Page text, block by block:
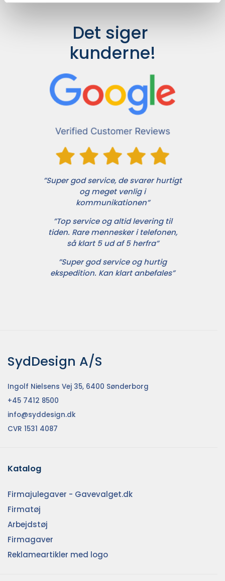
Det siger
kunderne!
”Super god service, de svarer hurtigt
og meget venlig i
kommunikationen”
”Top service og altid levering til
tiden. Rare mennesker i telefonen,
så klart 5 ud af 5 herfra”
”Super god service og hurtig
ekspedition. Kan klart anbefales”
SydDesign A/S
Ingolf Nielsens Vej 35, 6400 Sønderborg
+45 7412 8500
info@syddesign.dk
CVR 1531 4087
Katalog
Firmajulegaver - Gavevalget.dk
Firmatøj
Arbejdstøj
Firmagaver
Reklameartikler med logo